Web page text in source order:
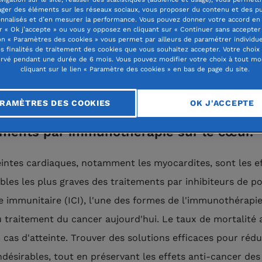
par le Prix Jeune Chercheur
de France / Jean Valade, le
SALEM, Directeur du programme de
oncologie à l'hôpital de la Pitié
présente ses travaux de recherche
de réduire les effets indésirables des
par immunothérapie sur le cœur.
cardiaques, notamment les myocardites, sont les
les plus graves des traitements par inhibiteurs de
immunitaire (ICI), l'une des formes de
traitement du cancer aujourd'hui. Le taux de mortalité
cas d'atteinte. Trouver des solutions efficaces pour
tout en préservant les effets anti-cancer des
des éléments sur les réseaux sociaux, vous proposer du contenu et des
et d’en mesurer la performance. Vous pouvez donner votre accord
« Ok j’accepte » ou vous y opposez en cliquant sur « Continuer sans accepter
« Paramètres des cookies » vous permet par ailleurs de paramétrer
finalités de traitement des cookies que vous souhaitez accepter. Votre choix
pendant une durée de 6 mois. Vous pouvez modifier votre choix à tout
cliquant sur le lien « Paramètre des cookies » en bas de page du site.
DES COOKIES OK J'ACCEPTE